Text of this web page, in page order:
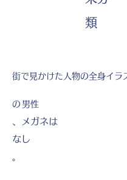
類
街で見かけた人物の全身イラ
の 男性
、メガネは
なし
。